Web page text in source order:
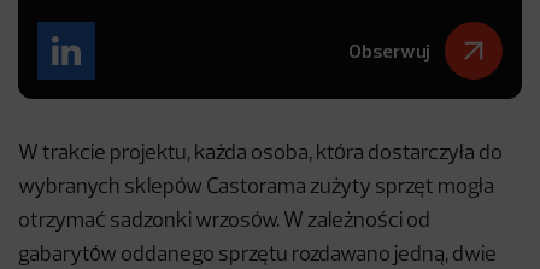
Obserwuj
W trakcie projektu, każda osoba, która dostarczyła do
wybranych sklepów Castorama zużyty sprzęt mogła
otrzymać sadzonki wrzosów. W zależności od
gabarytów oddanego sprzętu rozdawano jedną, dwie